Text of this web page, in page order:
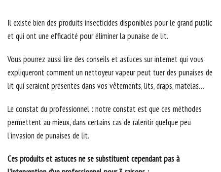
Il existe bien des produits insecticides disponibles pour le grand public
et qui ont une efficacité pour éliminer la punaise de lit.
Vous pourrez aussi lire des conseils et astuces sur internet qui vous
expliqueront comment un nettoyeur vapeur peut tuer des punaises de
lit qui seraient présentes dans vos vêtements, lits, draps, matelas…
Le constat du professionnel : notre constat est que ces méthodes
permettent au mieux, dans certains cas de ralentir quelque peu
l’invasion de punaises de lit.
Ces produits et astuces ne se substituent cependant pas à